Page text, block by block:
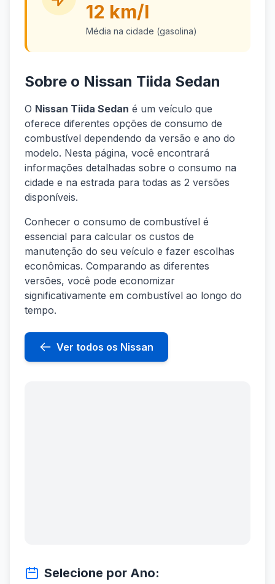
12 km/l
Média na cidade (gasolina)
Sobre o Nissan Tiida Sedan
O Nissan Tiida Sedan é um veículo que
oferece diferentes opções de consumo de
combustível dependendo da versão e ano do
modelo. Nesta página, você encontrará
informações detalhadas sobre o consumo na
cidade e na estrada para todas as 2 versões
disponíveis.
Conhecer o consumo de combustível é
essencial para calcular os custos de
manutenção do seu veículo e fazer escolhas
econômicas. Comparando as diferentes
versões, você pode economizar
significativamente em combustível ao longo do
tempo.
Ver todos os Nissan
Selecione por Ano: